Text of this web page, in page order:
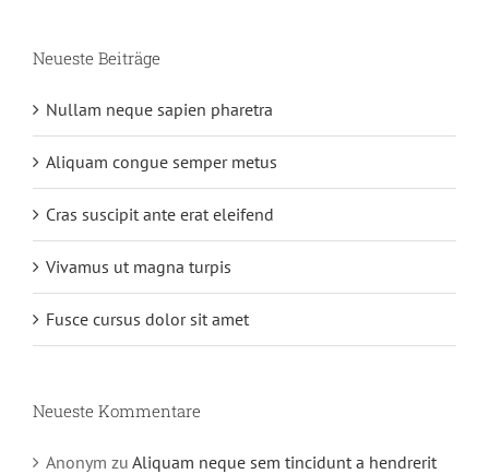
Neueste Beiträge
Nullam neque sapien pharetra
Aliquam congue semper metus
Cras suscipit ante erat eleifend
Vivamus ut magna turpis
Fusce cursus dolor sit amet
Neueste Kommentare
Anonym zu Aliquam neque sem tincidunt a hendrerit